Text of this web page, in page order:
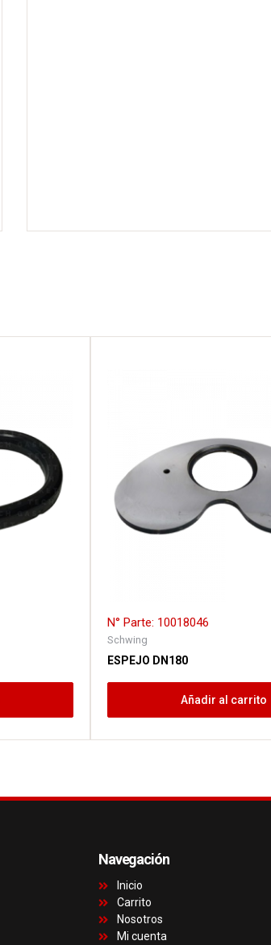
N° Parte: 10018046
Schwing
ESPEJO DN180
Añadir al carrito
Navegación
Inicio
Carrito
Nosotros
Mi cuenta